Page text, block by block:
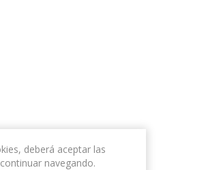
deberá aceptar las
navegando.